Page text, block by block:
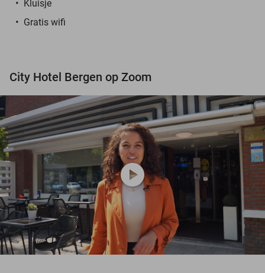
Kluisje
Gratis wifi
City Hotel Bergen op Zoom
play_circle